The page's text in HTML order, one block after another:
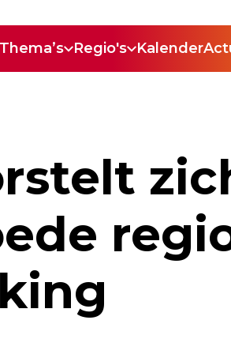
Thema’s Regio's Kalender